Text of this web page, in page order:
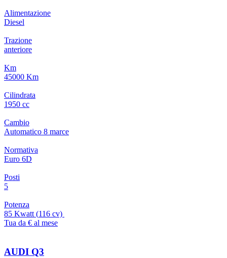
Alimentazione
Diesel
Trazione
anteriore
Km
45000 Km
Cilindrata
1950 cc
Cambio
Automatico 8 marce
Normativa
Euro 6D
Posti
5
Potenza
85 Kwatt (116 cv)
Tua da € al mese
AUDI Q3